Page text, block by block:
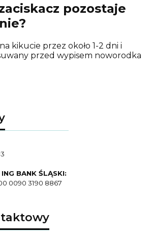
pozostaje
kikucie przez około 1-2 dni i
przed wypisem noworodka
jest z jednorazowego,
bezpieczeństwo stosowania.
do pępowiny
w domowym
być używany wyłącznie przez
(np. położną), aby zapewnić
BANK ŚLĄSKI:
0090 3190 8867